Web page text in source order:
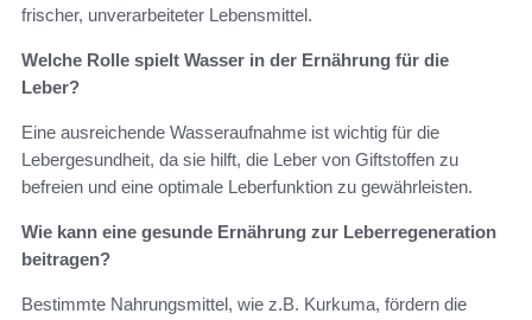
frischer, unverarbeiteter Lebensmittel.
Welche Rolle spielt Wasser in der Ernährung für die
Leber?
Eine ausreichende Wasseraufnahme ist wichtig für die
Lebergesundheit, da sie hilft, die Leber von Giftstoffen zu
befreien und eine optimale Leberfunktion zu gewährleisten.
Wie kann eine gesunde Ernährung zur Leberregeneration
beitragen?
Bestimmte Nahrungsmittel, wie z.B. Kurkuma, fördern die